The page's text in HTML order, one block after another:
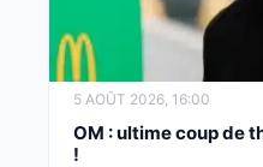
5 AOÛT 2026, 16:00
OM : ultime coup de
!